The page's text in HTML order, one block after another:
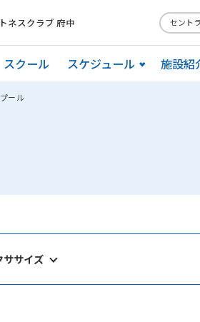
ネスクラブ 府中 セント
スクール スケジュール 施設紹
プール
ササイズ